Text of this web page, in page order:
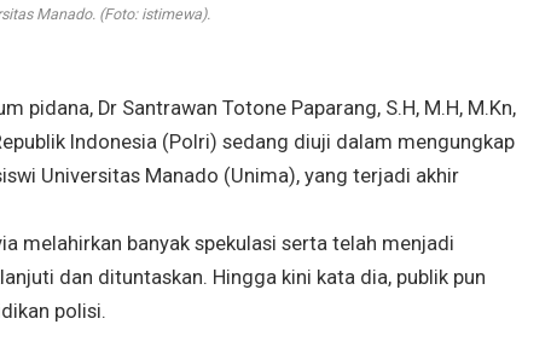
Manado. (Foto: istimewa).
pidana, Dr Santrawan Totone Paparang, S.H, M.H, M.Kn,
Indonesia (Polri) sedang diuji dalam mengungkap
Universitas Manado (Unima), yang terjadi akhir
melahirkan banyak spekulasi serta telah menjadi
dan dituntaskan. Hingga kini kata dia, publik pun
polisi.